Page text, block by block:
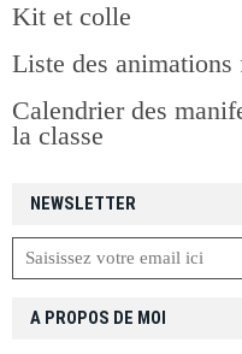
NEWSLETTER
Kit et colle
Liste des animations
Calendrier des
la classe
A PROPOS DE MOI